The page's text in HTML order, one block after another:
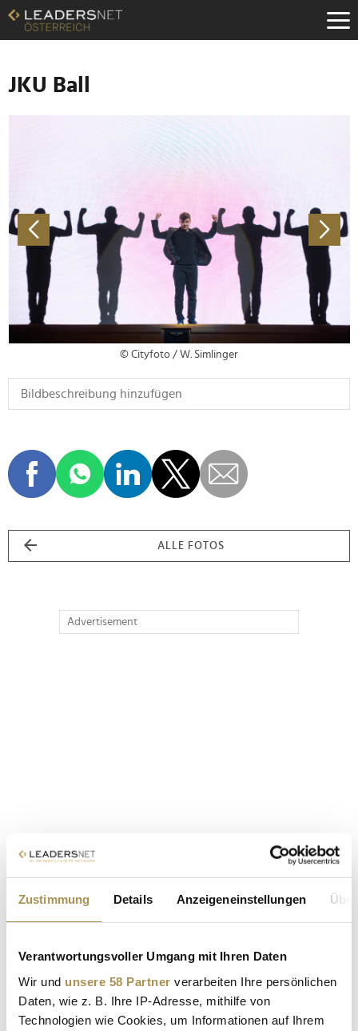
Zustimmung Details Anzeigeneinstellungen
Verantwortungsvoller Umgang mit Ihren Daten
Wir und unsere 58 Partner verarbeiten Ihre persönlichen
Daten, wie z. B. Ihre IP-Adresse, mithilfe von
Technologien wie Cookies, um Informationen auf Ihrem
Zum
Inhalt
Zur
Navigation
Zur
Hauptnavigation
JKU Ball
© Cityfoto / W. Simlinger
ALLE FOTOS
Advertisement